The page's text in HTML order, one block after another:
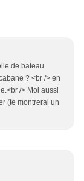
de bateau
? <br /> en
/> Moi aussi
(te montrerai un